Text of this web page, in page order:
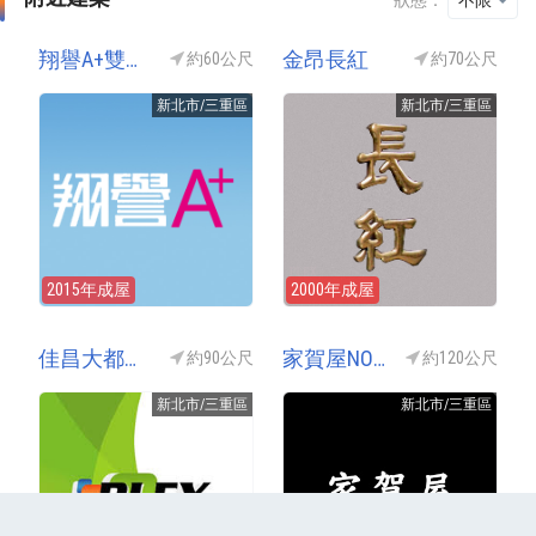
翔譽A+雙囍特區 約60公尺
新北市/三重區
2015年成屋
金昂長紅 約70公尺
新北市/三重區
2000年成屋
佳昌大都會9(佳昌大都會NO9/佳昌大都會九期) 約90公尺
新北市/三重區
家賀屋NO1(家賀屋一期) 約120公尺
新北市/三重區